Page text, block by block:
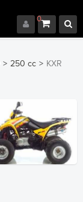
0
> 250 cc > KXR